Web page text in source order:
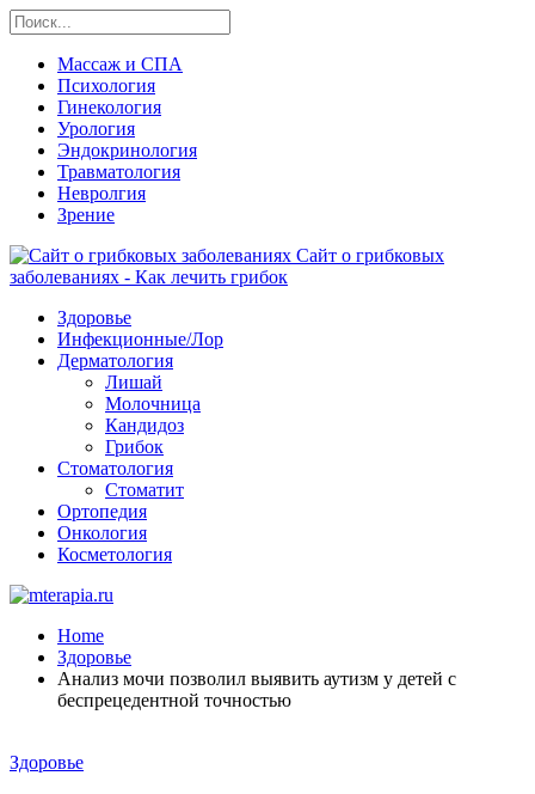
Массаж и СПА
Психология
Гинекология
Урология
Эндокринология
Травматология
Невролгия
Зрение
Сайт о грибковых
заболеваниях - Как лечить грибок
Здоровье
Инфекционные/Лор
Дерматология
Лишай
Молочница
Кандидоз
Грибок
Стоматология
Стоматит
Ортопедия
Онкология
Косметология
Home
Здоровье
Анализ мочи позволил выявить аутизм у детей с
беспрецедентной точностью
Здоровье